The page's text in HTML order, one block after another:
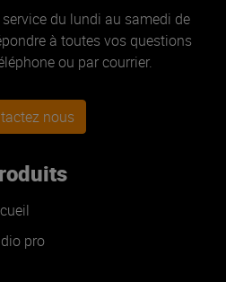
du lundi au samedi de
à toutes vos questions
ou par courrier.
nous
pro